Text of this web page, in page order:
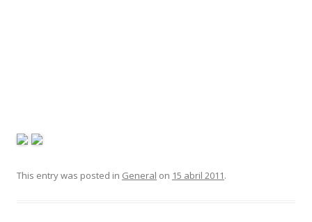
This entry was posted in General on 15 abril 2011.